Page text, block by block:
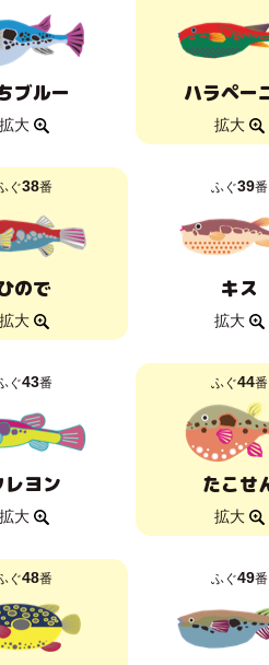
ブルー
拡大
ハラペー
拡大
ぐ38番
ので
拡大
ふぐ39番
キス
拡大
ぐ43番
レヨン
拡大
ふぐ44番
たこせ
拡大
ぐ48番 ふぐ49番